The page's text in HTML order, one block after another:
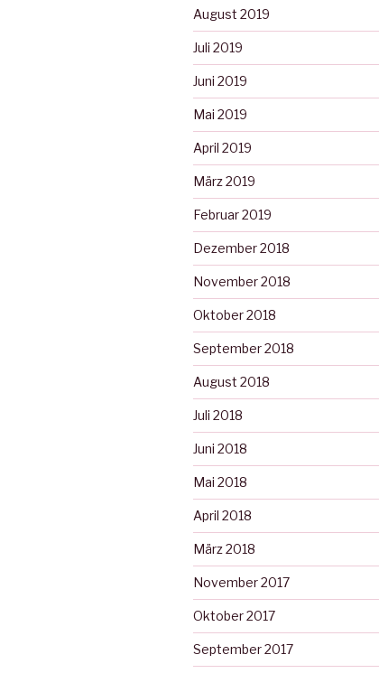
August 2019
Juli 2019
Juni 2019
Mai 2019
April 2019
März 2019
Februar 2019
Dezember 2018
November 2018
Oktober 2018
September 2018
August 2018
Juli 2018
Juni 2018
Mai 2018
April 2018
März 2018
November 2017
Oktober 2017
September 2017